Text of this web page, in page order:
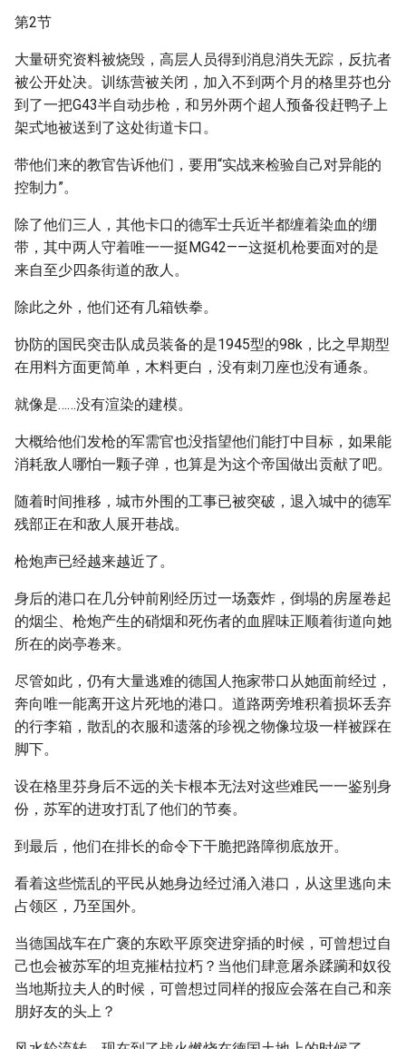
第2节
大量研究资料被烧毁，高层人员得到消息消失无踪，反抗者
被公开处决。训练营被关闭，加入不到两个月的格里芬也分
到了一把G43半自动步枪，和另外两个超人预备役赶鸭子上
架式地被送到了这处街道卡口。
带他们来的教官告诉他们，要用“实战来检验自己对异能的
控制力”。
除了他们三人，其他卡口的德军士兵近半都缠着染血的绷
带，其中两人守着唯一一挺MG42——这挺机枪要面对的是
来自至少四条街道的敌人。
除此之外，他们还有几箱铁拳。
协防的国民突击队成员装备的是1945型的98k，比之早期型
在用料方面更简单，木料更白，没有刺刀座也没有通条。
就像是……没有渲染的建模。
大概给他们发枪的军需官也没指望他们能打中目标，如果能
消耗敌人哪怕一颗子弹，也算是为这个帝国做出贡献了吧。
随着时间推移，城市外围的工事已被突破，退入城中的德军
残部正在和敌人展开巷战。
枪炮声已经越来越近了。
身后的港口在几分钟前刚经历过一场轰炸，倒塌的房屋卷起
的烟尘、枪炮产生的硝烟和死伤者的血腥味正顺着街道向她
所在的岗亭卷来。
尽管如此，仍有大量逃难的德国人拖家带口从她面前经过，
奔向唯一能离开这片死地的港口。道路两旁堆积着损坏丢弃
的行李箱，散乱的衣服和遗落的珍视之物像垃圾一样被踩在
脚下。
设在格里芬身后不远的关卡根本无法对这些难民一一鉴别身
份，苏军的进攻打乱了他们的节奏。
到最后，他们在排长的命令下干脆把路障彻底放开。
看着这些慌乱的平民从她身边经过涌入港口，从这里逃向未
占领区，乃至国外。
当德国战车在广褒的东欧平原突进穿插的时候，可曾想过自
己也会被苏军的坦克摧枯拉朽？当他们肆意屠杀蹂躏和奴役
当地斯拉夫人的时候，可曾想过同样的报应会落在自己和亲
朋好友的头上？